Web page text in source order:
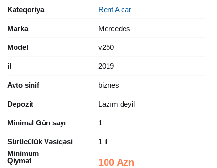
Kateqoriya Rent A car
Marka Mercedes
Model v250
il 2019
Avto sinif biznes
Depozit Lazım deyil
Minimal Gün sayı 1
Sürücülük Vəsiqəsi
Minimum
1 il
Qiymət 100 Azn